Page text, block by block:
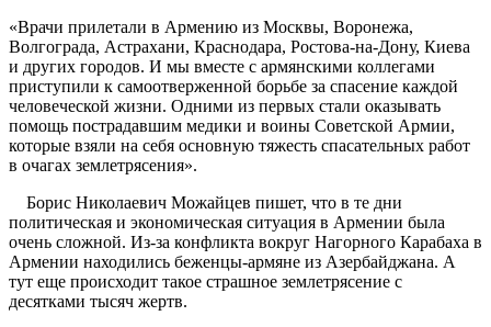
«Врачи прилетали в Армению из Москвы, Воронежа,
Волгограда, Астрахани, Краснодара, Ростова-на-Дону, Киева
и других городов. И мы вместе с армянскими коллегами
приступили к самоотверженной борьбе за спасение каждой
человеческой жизни. Одними из первых стали оказывать
помощь пострадавшим медики и воины Советской Армии,
которые взяли на себя основную тяжесть спасательных работ
в очагах землетрясения».
Борис Николаевич Можайцев пишет, что в те дни
политическая и экономическая ситуация в Армении была
очень сложной. Из-за конфликта вокруг Нагорного Карабаха в
Армении находились беженцы-армяне из Азербайджана. А
тут еще происходит такое страшное землетрясение с
десятками тысяч жертв.